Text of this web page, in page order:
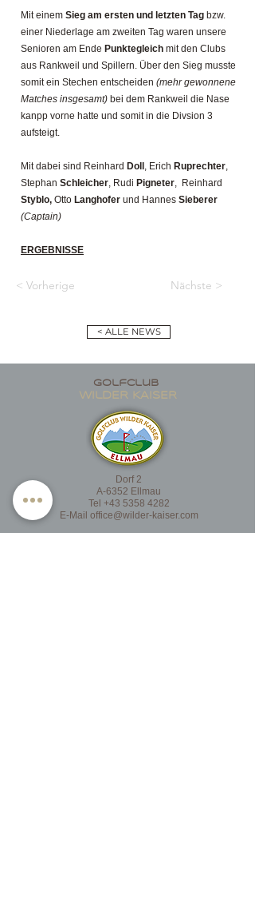
Mit einem Sieg am ersten und letzten Tag bzw.
einer Niederlage am zweiten Tag waren unsere
Senioren am Ende Punktegleich mit den Clubs
aus Rankweil und Spillern. Über den Sieg musste
somit ein Stechen entscheiden (mehr gewonnene
Matches insgesamt) bei dem Rankweil die Nase
kanpp vorne hatte und somit in die Divsion 3
aufsteigt.
Mit dabei sind Reinhard Doll , Erich Ruprechter,
Stephan Schleicher, Rudi Pigneter, Reinhard
Styblo, Otto Langhofer und Hannes Sieberer
(Captain)
ERGEBNISSE
< Vorherige Nächste >
< ALLE NEWS
golfclub
wildER KAISER
Dorf 2
A-6352 Ellmau
Tel +43 5358 4282
E-Mail office@wilder-kaiser.com